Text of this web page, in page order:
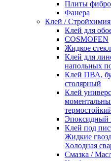
Плиты
Фанера
Клей / Стройхимия
Клей для
COSMOFEN
Жидкое
Клей для
напольных
Клей ПВА,
столярный
Клей
Эпоксидный
Клей под
Жидкие
Холодная
Смазка /